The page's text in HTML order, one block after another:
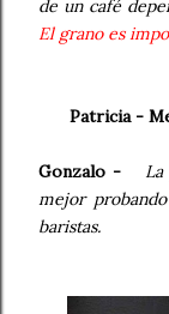
de un café
El grano es
Patricia -
Gonzalo -
mejor
baristas.